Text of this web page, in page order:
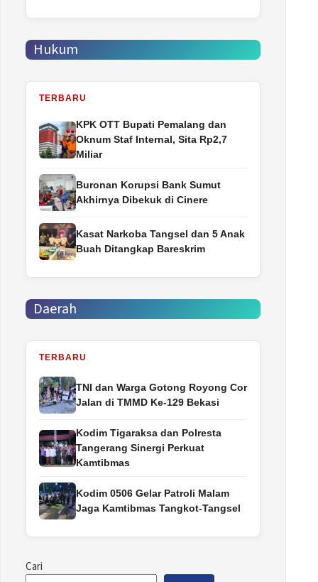
Hukum
TERBARU
‎KPK OTT Bupati Pemalang dan
Oknum Staf Internal, Sita Rp2,7
Miliar
Buronan Korupsi Bank Sumut
Akhirnya Dibekuk di Cinere
Kasat Narkoba Tangsel dan 5 Anak
Buah Ditangkap Bareskrim
Daerah
TERBARU
TNI dan Warga Gotong Royong Cor
Jalan di TMMD Ke-129 Bekasi
Kodim Tigaraksa dan Polresta
Tangerang Sinergi Perkuat
Kamtibmas
Kodim 0506 Gelar Patroli Malam
Jaga Kamtibmas Tangkot-Tangsel
Cari